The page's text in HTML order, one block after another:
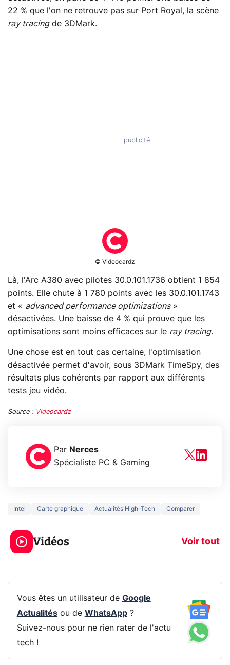
22 % que l'on ne retrouve pas sur Port Royal, la scène
ray tracingde 3DMark.
© Videocardz
Là, l'Arc A380 avec pilotes 30.0.101.1736 obtient 1 854
points. Elle chute à 1 780 points avec les 30.0.101.1743
et « advanced performance optimizations»
désactivées. Une baisse de 4 % qui prouve que les
optimisations sont moins efficaces sur le ray tracing.
Une chose est en tout cas certaine, l'optimisation
désactivée permet d'avoir, sous 3DMark TimeSpy, des
résultats plus cohérents par rapport aux différents
tests jeu vidéo.
Source : Videocardz
Par Nerces
Spécialiste PC & Gaming
Intel Carte graphique Actualités High-Tech Comparer
Vidéos Voir tout
5 générations de
jeux dans la
prochaine Xbox !
Ce que vous
navigation
Vous êtes un utilisateur de Google
Actualitésou de WhatsApp?
Suivez-nous pour ne rien rater de l'actu
tech !